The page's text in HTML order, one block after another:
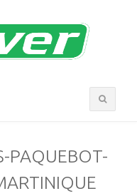
PAQUEBOT-